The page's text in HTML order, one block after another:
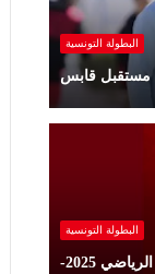
البطولة ‏التونسية
مستقبل قابس
البطولة ‏التونسية
حصرياً باقي مواعيد البطولة و الكأس للموسم الرياضي 2025-